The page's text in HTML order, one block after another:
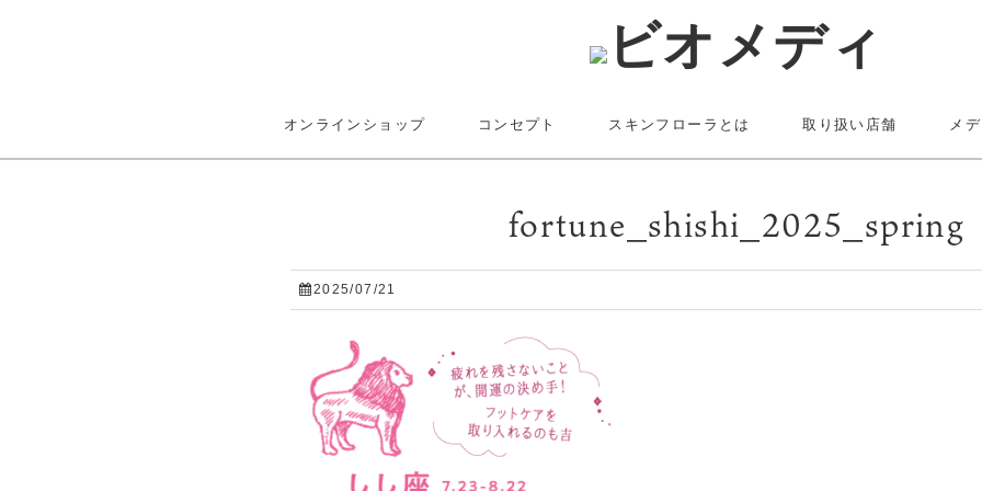
オンラインショップ コンセプト スキンフローラとは 取り扱い店舗 メ
fortune_shishi_2025_spring
2025/07/21